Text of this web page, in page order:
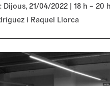
Dijous, 21/04/2022 | 18 h –
i Raquel Llorca